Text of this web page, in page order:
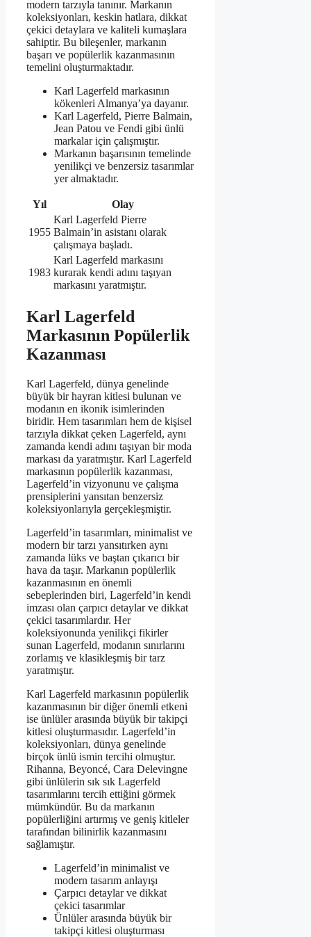
modern tarzıyla tanınır. Markanın
koleksiyonları, keskin hatlara, dikkat
çekici detaylara ve kaliteli kumaşlara
sahiptir. Bu bileşenler, markanın
başarı ve popülerlik kazanmasının
temelini oluşturmaktadır.
Karl Lagerfeld markasının
kökenleri Almanya’ya dayanır.
Karl Lagerfeld, Pierre Balmain,
Jean Patou ve Fendi gibi ünlü
markalar için çalışmıştır.
Markanın başarısının temelinde
yenilikçi ve benzersiz tasarımlar
yer almaktadır.
Yıl Olay
1955
Karl Lagerfeld Pierre
Balmain’in asistanı olarak
çalışmaya başladı.
1983
Karl Lagerfeld markasını
kurarak kendi adını taşıyan
markasını yaratmıştır.
Karl Lagerfeld
Markasının Popülerlik
Kazanması
Karl Lagerfeld, dünya genelinde
büyük bir hayran kitlesi bulunan ve
modanın en ikonik isimlerinden
biridir. Hem tasarımları hem de kişisel
tarzıyla dikkat çeken Lagerfeld, aynı
zamanda kendi adını taşıyan bir moda
markası da yaratmıştır. Karl Lagerfeld
markasının popülerlik kazanması,
Lagerfeld’in vizyonunu ve çalışma
prensiplerini yansıtan benzersiz
koleksiyonlarıyla gerçekleşmiştir.
Lagerfeld’in tasarımları, minimalist ve
modern bir tarzı yansıtırken aynı
zamanda lüks ve baştan çıkarıcı bir
hava da taşır. Markanın popülerlik
kazanmasının en önemli
sebeplerinden biri, Lagerfeld’in kendi
imzası olan çarpıcı detaylar ve dikkat
çekici tasarımlardır. Her
koleksiyonunda yenilikçi fikirler
sunan Lagerfeld, modanın sınırlarını
zorlamış ve klasikleşmiş bir tarz
yaratmıştır.
Karl Lagerfeld markasının popülerlik
kazanmasının bir diğer önemli etkeni
ise ünlüler arasında büyük bir takipçi
kitlesi oluşturmasıdır. Lagerfeld’in
koleksiyonları, dünya genelinde
birçok ünlü ismin tercihi olmuştur.
Rihanna, Beyoncé, Cara Delevingne
gibi ünlülerin sık sık Lagerfeld
tasarımlarını tercih ettiğini görmek
mümkündür. Bu da markanın
popülerliğini artırmış ve geniş kitleler
tarafından bilinirlik kazanmasını
sağlamıştır.
Lagerfeld’in minimalist ve
modern tasarım anlayışı
Çarpıcı detaylar ve dikkat
çekici tasarımlar
Ünlüler arasında büyük bir
takipçi kitlesi oluşturması